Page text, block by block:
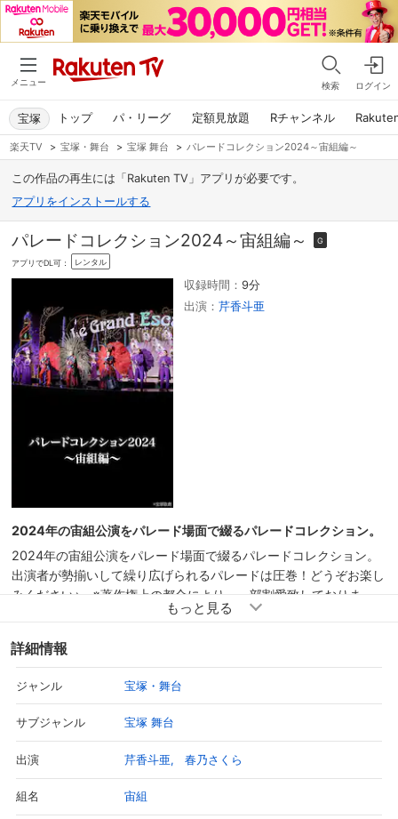
メニュー 検索 ログイン
トップ パ・リーグ 定額見放題 Rチャンネル
宝塚
楽天TV > 宝塚・舞台 > 宝塚 舞台 > パレードコレクション2024～宙組編～
この作品の再生には「Rakuten TV」アプリが必要です。
アプリをインストールする
パレードコレクション2024～宙組編～ G
アプリでDL可： レンタル
収録時間：9分
出演：芹香斗亜
2024年の宙組公演をパレード場面で綴るパレードコレクション。
2024年の宙組公演をパレード場面で綴るパレードコレクション。
出演者が勢揃いして繰り広げられるパレードは圧巻！どうぞお楽し
みください♪ ※著作権上の都合により、一部割愛致しておりま
詳細情報
ジャンル 宝塚・舞台
サブジャンル 宝塚 舞台
出演 芹香斗亜 春乃さくら
組名 宙組